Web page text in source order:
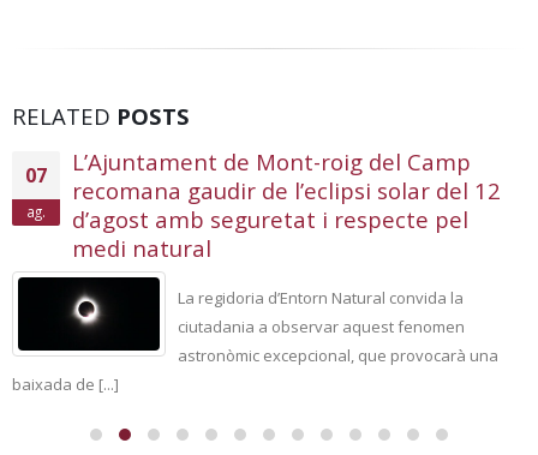
RELATED POSTS
07
ag.
L’Ajuntament de Mont-roig del Camp
recomana gaudir de l’eclipsi solar del 12
d’agost amb seguretat i respecte pel
medi natural
La regidoria d’Entorn Natural convida la
ciutadania a observar aquest fenomen
astronòmic excepcional, que provocarà una
baixada de [...]